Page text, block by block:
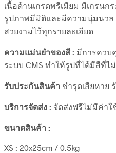
เนื้อด้านเกรดพรีเมียม มีเกรนก
รูปภาพมีมิติและมีความนุ่มนวล
สวยงามไว้ทุกรายละเอียด
ความแม่นยำของสี : มีการควบ
ระบบ CMS ทำให้รูปที่ได้มีสีที่ไ
รับประกันสินค้า ชำรุดเสียหาย
บริการจัดส่ง : จัดส่งฟรีไม่มีค่าใ
ขนาดสินค้า :
XS : 20x25cm / 0.5kg